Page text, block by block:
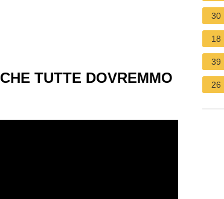
TUTTE DOVREMMO
30
18
39
26